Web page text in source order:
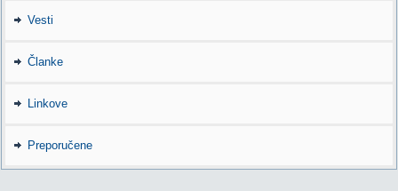
Vesti
Članke
Linkove
Preporučene